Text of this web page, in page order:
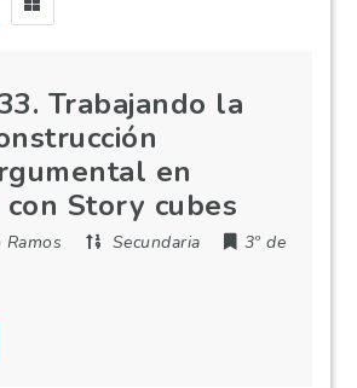
Trabajando la
en
Story cubes
Secundaria
3º de